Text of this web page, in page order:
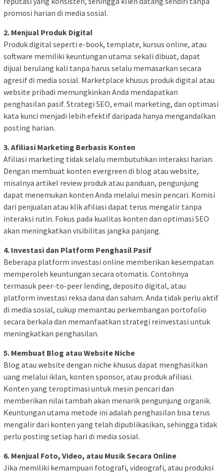
promosi harian di media sosial.
2. Menjual Produk Digital
Produk digital seperti e-book, template, kursus online, atau
software memiliki keuntungan utama: sekali dibuat, dapat
dijual berulang kali tanpa harus selalu memasarkan secara
agresif di media sosial. Marketplace khusus produk digital atau
website pribadi memungkinkan Anda mendapatkan
penghasilan pasif. Strategi SEO, email marketing, dan optimasi
kata kunci menjadi lebih efektif daripada hanya mengandalkan
posting harian.
3. Afiliasi Marketing Berbasis Konten
Afiliasi marketing tidak selalu membutuhkan interaksi harian.
Dengan membuat konten evergreen di blog atau website,
misalnya artikel review produk atau panduan, pengunjung
dapat menemukan konten Anda melalui mesin pencari. Komisi
dari penjualan atau klik afiliasi dapat terus mengalir tanpa
interaksi rutin. Fokus pada kualitas konten dan optimasi SEO
akan meningkatkan visibilitas jangka panjang.
4. Investasi dan Platform Penghasil Pasif
Beberapa platform investasi online memberikan kesempatan
memperoleh keuntungan secara otomatis. Contohnya
termasuk peer-to-peer lending, deposito digital, atau
platform investasi reksa dana dan saham. Anda tidak perlu aktif
di media sosial, cukup memantau perkembangan portofolio
secara berkala dan memanfaatkan strategi reinvestasi untuk
meningkatkan penghasilan.
5. Membuat Blog atau Website Niche
Blog atau website dengan niche khusus dapat menghasilkan
uang melalui iklan, konten sponsor, atau produk afiliasi.
Konten yang teroptimasi untuk mesin pencari dan
memberikan nilai tambah akan menarik pengunjung organik.
Keuntungan utama metode ini adalah penghasilan bisa terus
mengalir dari konten yang telah dipublikasikan, sehingga tidak
perlu posting setiap hari di media sosial.
6. Menjual Foto, Video, atau Musik Secara Online
Jika memiliki kemampuan fotografi, videografi, atau produksi